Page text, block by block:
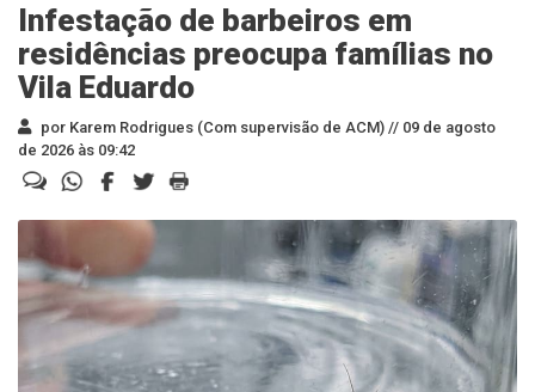
Infestação de barbeiros em
residências preocupa famílias no
Vila Eduardo
por Karem Rodrigues (Com supervisão de ACM) // 09 de agosto
de 2026 às 09:42